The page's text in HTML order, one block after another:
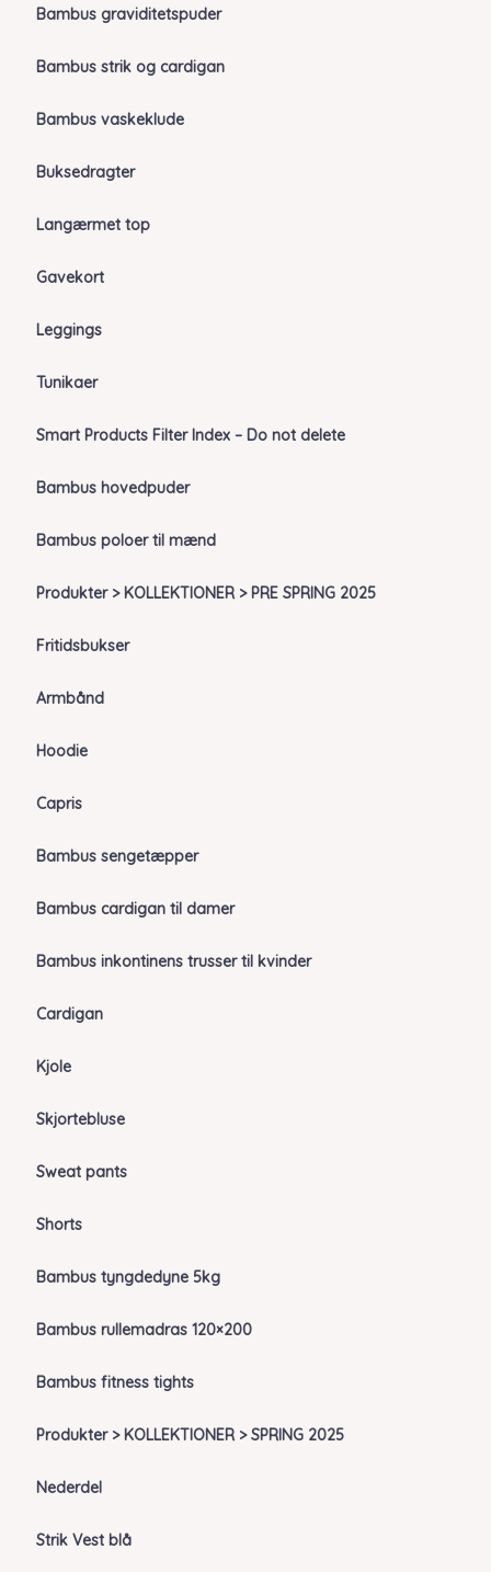
Bambus graviditetspuder
Bambus strik og cardigan
Bambus vaskeklude
Buksedragter
Langærmet top
Gavekort
Leggings
Tunikaer
Smart Products Filter Index – Do not delete
Bambus hovedpuder
Bambus poloer til mænd
Produkter > KOLLEKTIONER > PRE SPRING 2025
Fritidsbukser
Armbånd
Hoodie
Capris
Bambus sengetæpper
Bambus cardigan til damer
Bambus inkontinens trusser til kvinder
Cardigan
Kjole
Skjortebluse
Sweat pants
Shorts
Bambus tyngdedyne 5kg
Bambus rullemadras 120×200
Bambus fitness tights
Produkter > KOLLEKTIONER > SPRING 2025
Nederdel
Strik Vest blå